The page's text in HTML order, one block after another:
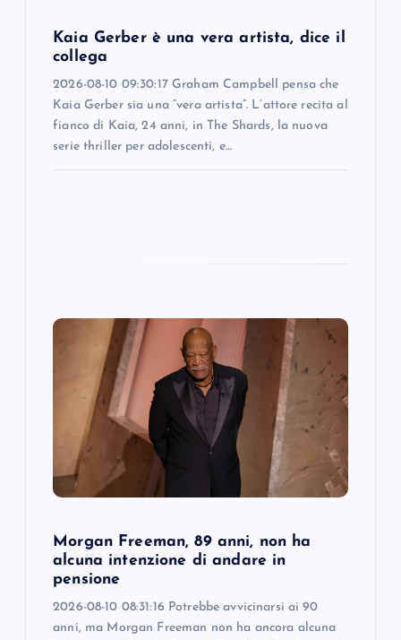
Kaia Gerber è una vera artista, dice il
collega
2026-08-10 09:30:17 Graham Campbell pensa che
Kaia Gerber sia una “vera artista”. L’attore recita al
fianco di Kaia, 24 anni, in The Shards, la nuova
serie thriller per adolescenti, e…
Morgan Freeman, 89 anni, non ha
alcuna intenzione di andare in
pensione
2026-08-10 08:31:16 Potrebbe avvicinarsi ai 90
anni, ma Morgan Freeman non ha ancora alcuna